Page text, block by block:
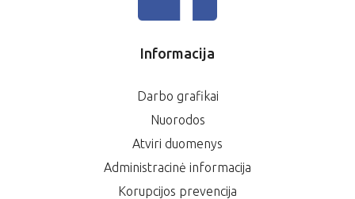
Informacija
Darbo grafikai
Nuorodos
Atviri duomenys
Administracinė informacija
Korupcijos prevencija